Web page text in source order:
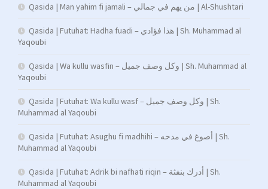
Qasida | Man yahim fi jamali – من يهم في جمالي | Al-Shushtari
Qasida | Futuhat: Hadha fuadi – هذا فؤادي | Sh. Muhammad al
Yaqoubi
Qasida | Wa kullu wasfin – وكل وصف جميل | Sh. Muhammad al
Yaqoubi
Qasida | Futuhat: Wa kullu wasf – وكل وصف جميل | Sh.
Muhammad al Yaqoubi
Qasida | Futuhat: Asughu fi madhihi – أصوغ في مدحه | Sh.
Muhammad al Yaqoubi
Qasida | Futuhat: Adrik bi nafhati riqin – أدرك بنفثة | Sh.
Muhammad al Yaqoubi